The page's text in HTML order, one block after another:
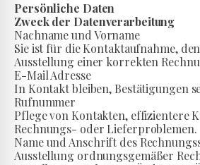
Persönliche Daten
Zweck der Datenverarbeitung
Nachname und Vorname
Sie ist für die Kontaktaufnahme,
Ausstellung einer korrekten
E-Mail Adresse
In Kontakt bleiben, Bestätigungen
Rufnummer
Pflege von Kontakten, effizientere
Rechnungs- oder Lieferproblemen.
Name und Anschrift des
Ausstellung ordnungsgemäßer